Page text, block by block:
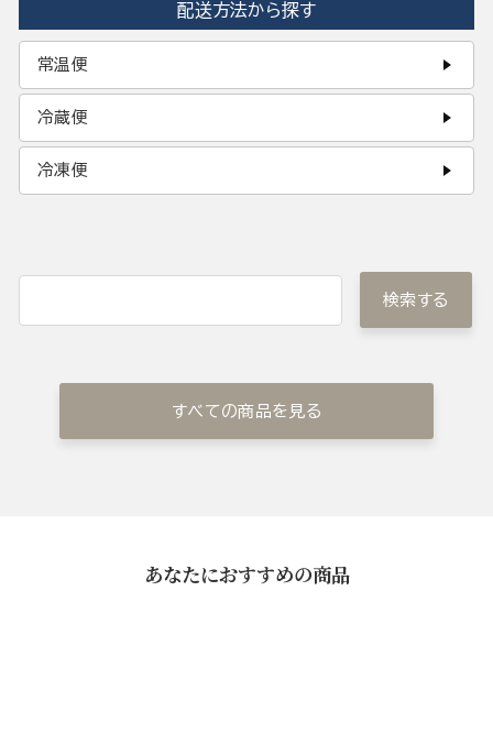
配送方法から探す
常温便
冷蔵便
冷凍便
検索する
すべての商品を見る
あなたにおすすめの商品